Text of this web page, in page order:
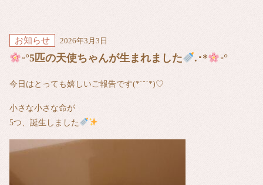
お知らせ 2026年3月3日
◦°5匹の天使ちゃんが生まれました .･* ◦°
今日はとっても嬉しいご報告です(*´˘`*)♡
小さな小さな命が
5つ、誕生しました